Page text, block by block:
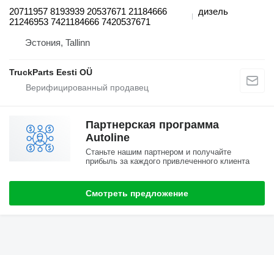
20711957 8193939 20537671 21184666
21246953 7421184666 7420537671
дизель
Эстония, Tallinn
TruckParts Eesti OÜ
Партнерская программа
Autoline
Станьте нашим партнером и получайте
прибыль за каждого привлеченного клиента
Смотреть предложение